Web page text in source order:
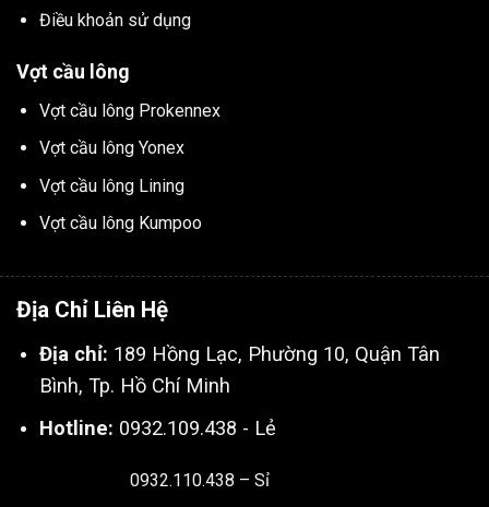
Điều khoản sử dụng
Vợt cầu lông
Vợt cầu lông Prokennex
Vợt cầu lông Yonex
Vợt cầu lông Lining
Vợt cầu lông Kumpoo
Địa Chỉ Liên Hệ
Địa chỉ: 189 Hồng Lạc, Phường 10, Quận Tân
Bình, Tp. Hồ Chí Minh
Hotline: 0932.109.438 - Lẻ
0932.110.438 – Sỉ